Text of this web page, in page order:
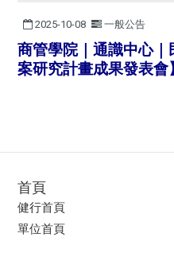
2025-10-08 一般公告
商管學院｜通識中心
案研究計畫成果發表會】
首頁
健行首頁
單位首頁